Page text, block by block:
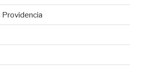
Providencia